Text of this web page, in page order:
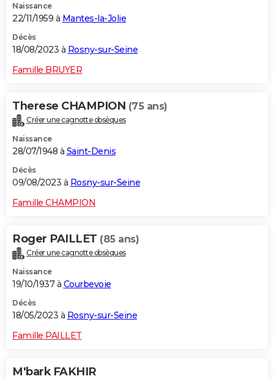
Naissance
22/11/1959 à Mantes-la-Jolie
Décès
18/08/2023 à Rosny-sur-Seine
Famille BRUYER
Therese CHAMPION (75 ans)
Créer une cagnotte obsèques
Naissance
28/07/1948 à Saint-Denis
Décès
09/08/2023 à Rosny-sur-Seine
Famille CHAMPION
Roger PAILLET (85 ans)
Créer une cagnotte obsèques
Naissance
19/10/1937 à Courbevoie
Décès
18/05/2023 à Rosny-sur-Seine
Famille PAILLET
M'bark FAKHIR